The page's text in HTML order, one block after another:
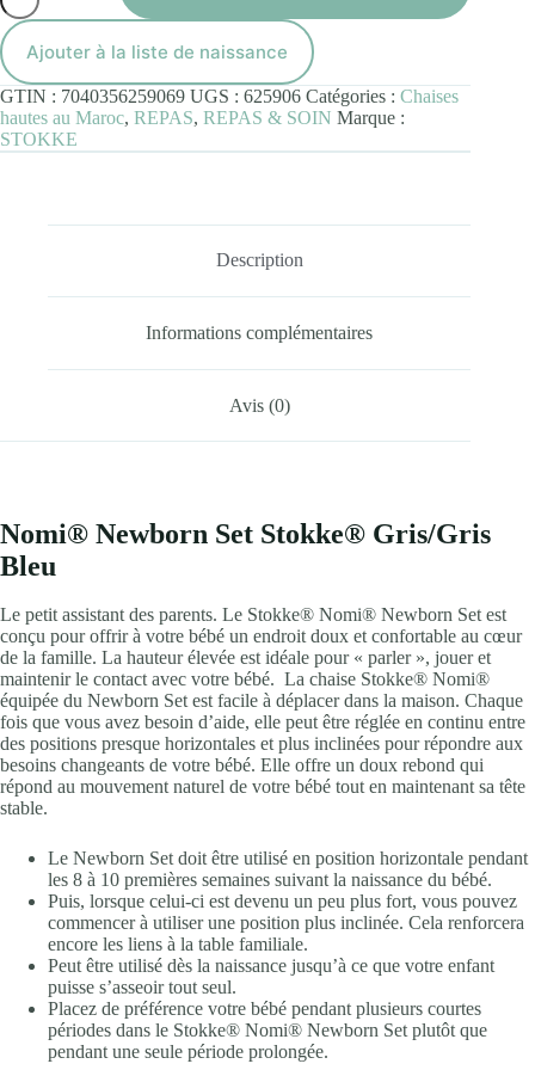
Newborn
Set
Stokke®
Gris/Gris
Bleu
Ajouter à la liste de naissance
GTIN : 7040356259069 UGS : 625906 Catégories : Chaises
hautes au Maroc, REPAS, REPAS & SOIN Marque :
STOKKE
Description
Informations complémentaires
Avis (0)
Nomi® Newborn Set Stokke® Gris/Gris
Bleu
Le petit assistant des parents. Le Stokke® Nomi® Newborn Set est
conçu pour offrir à votre bébé un endroit doux et confortable au cœur
de la famille. La hauteur élevée est idéale pour « parler », jouer et
maintenir le contact avec votre bébé. ​ La chaise Stokke® Nomi®
équipée du Newborn Set est facile à déplacer dans la maison. Chaque
fois que vous avez besoin d’aide, elle peut être réglée en continu entre
des positions presque horizontales et plus inclinées pour répondre aux
besoins changeants de votre bébé. Elle offre un doux rebond qui
répond au mouvement naturel de votre bébé tout en maintenant sa tête
stable.
Le Newborn Set doit être utilisé en position horizontale pendant
les 8 à 10 premières semaines suivant la naissance du bébé.
Puis, lorsque celui-ci est devenu un peu plus fort, vous pouvez
commencer à utiliser une position plus inclinée. Cela renforcera
encore les liens à la table familiale.
Peut être utilisé dès la naissance jusqu’à ce que votre enfant
puisse s’asseoir tout seul.
Placez de préférence votre bébé pendant plusieurs courtes
périodes dans le Stokke® Nomi® Newborn Set plutôt que
pendant une seule période prolongée.